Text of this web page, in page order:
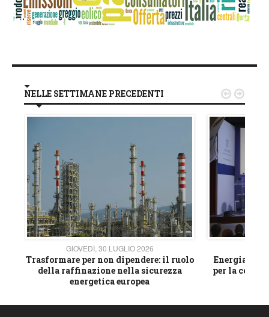
NELLE SETTIMANE PRECEDENTI
GIOVEDÌ, 30 LUGLIO 2026
Trasformare per non dipendere: il ruolo
della raffinazione nella sicurezza
energetica europea
Energia e
per la
 